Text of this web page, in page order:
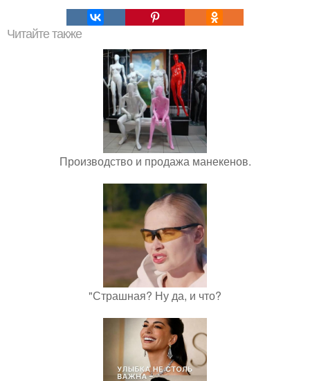
Читайте также
Производство и продажа манекенов.
"Страшная? Ну да, и что?